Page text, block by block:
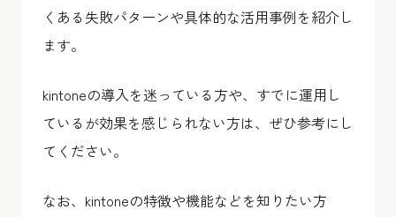
くある失敗パターンや具体的な活用事例を紹介し
ます。
kintoneの導入を迷っている方や、すでに運用し
ているが効果を感じられない方は、ぜひ参考にし
てください。
なお、kintoneの特徴や機能などを知りたい方